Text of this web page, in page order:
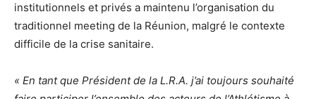
institutionnels et privés a maintenu l’organisation du
traditionnel meeting de la Réunion, malgré le contexte
difficile de la crise sanitaire.
« En tant que Président de la L.R.A. j’ai toujours souhaité